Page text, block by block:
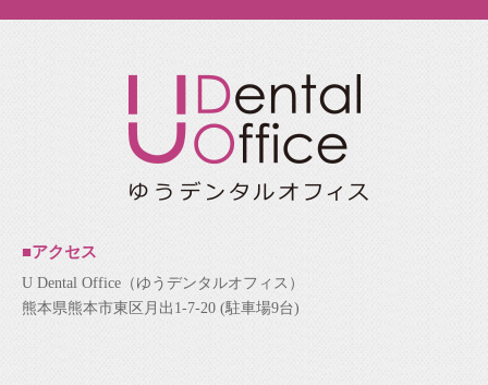
■アクセス
U Dental Office（ゆうデンタルオフィス）
熊本県熊本市東区月出1-7-20 (駐車場9台)